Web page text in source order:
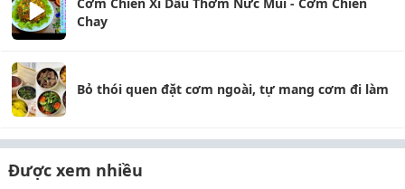
Chay
Bỏ thói quen đặt cơm ngoài, tự mang cơm đi làm
Được xem nhiều